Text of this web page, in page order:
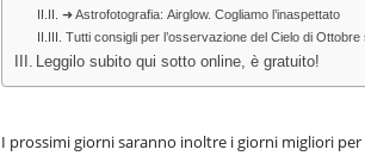
➜ Astrofotografia: Airglow. Cogliamo l’inaspettato
Tutti consigli per l’osservazione del Cielo di
Leggilo subito qui sotto online, è gratuito!
I prossimi giorni saranno inoltre i giorni migliori